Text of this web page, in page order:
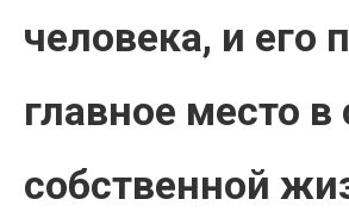
человека, и его
главное место в
собственной